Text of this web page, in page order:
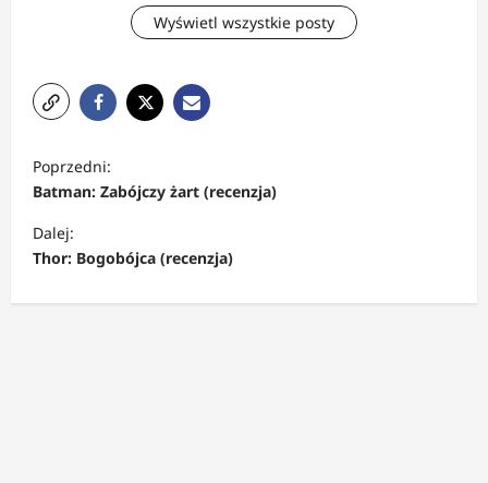
Wyświetl wszystkie posty
o
b
a
Poprzedni:
Batman: Zabójczy żart (recenzja)
Dalej:
Thor: Bogobójca (recenzja)